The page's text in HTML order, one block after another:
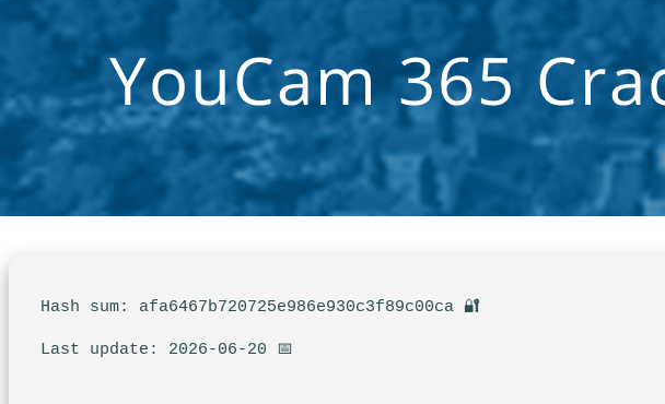
YouCam 365
🔐 Hash sum: afa6467b720725e986e930c3f89c00ca
📅 Last update: 2026-06-20